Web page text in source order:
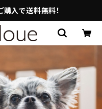
入で送料無料！